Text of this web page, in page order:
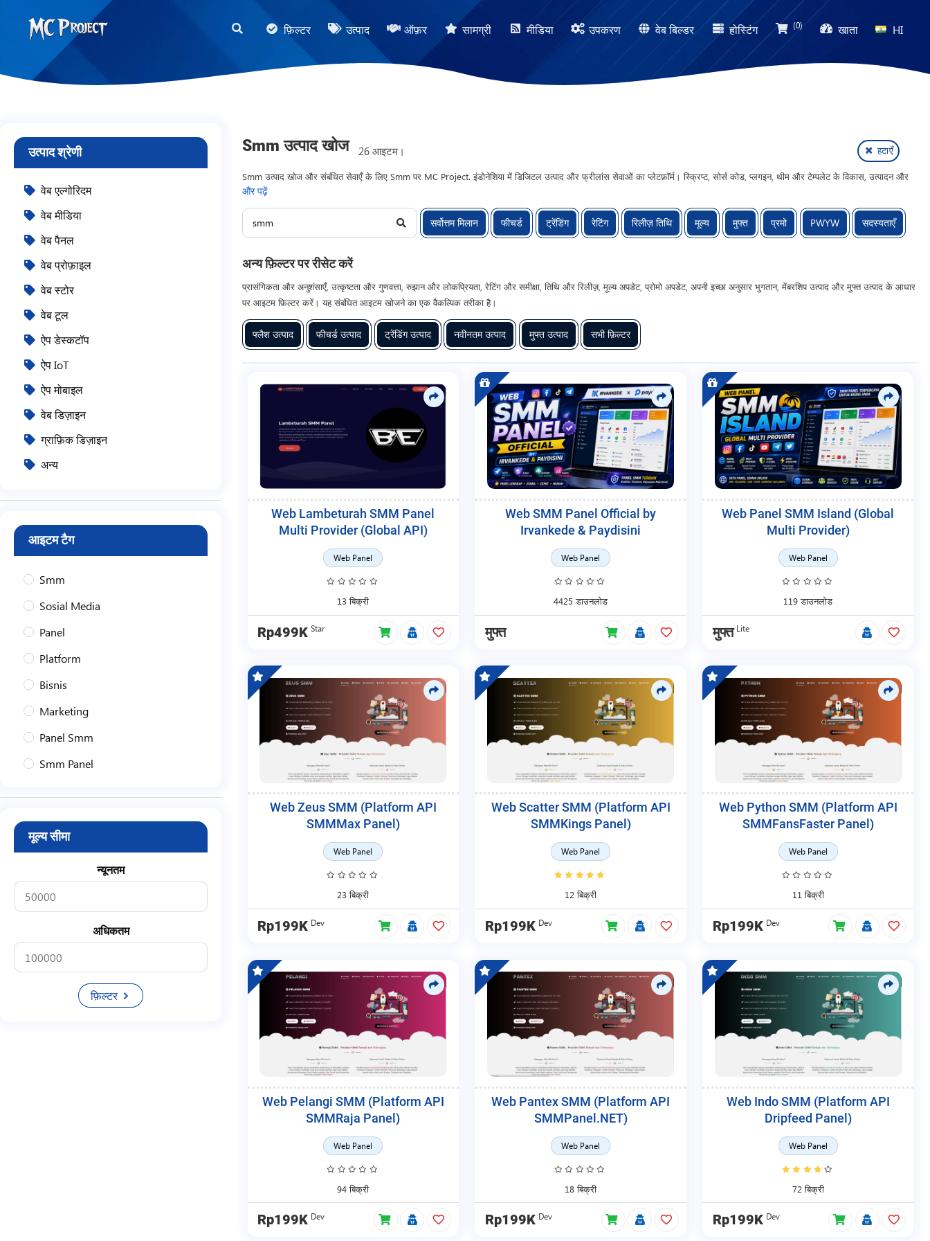
फ़िल्टर उत्पाद ऑफ़र सामग्री मीडिया उपकरण वेब बिल्डर होस्टिंग (0) खाता HI
उत्पाद श्रेणी
वेब एल्गोरिदम
वेब मीडिया
वेब पैनल
वेब प्रोफ़ाइल
वेब स्टोर
वेब टूल
ऐप डेस्कटॉप
ऐप IoT
ऐप मोबाइल
वेब डिज़ाइन
ग्राफ़िक डिज़ाइन
अन्य
आइटम टैग
Smm
Sosial Media
Panel
Platform
Bisnis
Marketing
Panel Smm
Smm Panel
मूल्य सीमा
न्यूनतम
अधिकतम
फ़िल्टर
Smm उत्पाद खोज 26 आइटम। हटाएँ
Smm उत्पाद खोज और संबंधित सेवाएँ के लिए Smm पर MC Project. इंडोनेशिया में डिजिटल उत्पाद और फ्रीलांस सेवाओं का प्लेटफ़ॉर्म। स्क्रिप्ट, सोर्स कोड, प्लगइन, थीम और टेम्पलेट के विकास, उत्पादन और
वितरण पर केंद्रित।
और पढ़ें
सर्वोत्तम मिलान फीचर्ड ट्रेंडिंग रेटिंग रिलीज़ तिथि मूल्य मुफ्त प्रमो PWYW सदस्यताएँ
अन्य फ़िल्टर पर रीसेट करें
प्रासंगिकता और अनुशंसाएँ, उत्कृष्टता और गुणवत्ता, रुझान और लोकप्रियता, रेटिंग और समीक्षा, तिथि और रिलीज़, मूल्य अपडेट, प्रोमो अपडेट, अपनी इच्छा अनुसार भुगतान, मेंबरशिप उत्पाद और मुफ्त उत्पाद के आधार
पर आइटम फ़िल्टर करें। यह संबंधित आइटम खोजने का एक वैकल्पिक तरीका है।
फ्लैश उत्पाद फीचर्ड उत्पाद ट्रेंडिंग उत्पाद नवीनतम उत्पाद मुफ्त उत्पाद सभी फ़िल्टर
Web Lambeturah SMM Panel
Multi Provider (Global API)
Web Panel
13 बिक्री
Rp499K Star
Web SMM Panel Official by
Irvankede & Paydisini
Web Panel
4425 डाउनलोड
मुफ्त
Web Panel SMM Island (Global
Multi Provider)
Web Panel
119 डाउनलोड
मुफ्त Lite
Web Zeus SMM (Platform API
SMMMax Panel)
Web Panel
23 बिक्री
Rp199K Dev
Web Scatter SMM (Platform API
SMMKings Panel)
Web Panel
12 बिक्री
Rp199K Dev
Web Python SMM (Platform API
SMMFansFaster Panel)
Web Panel
11 बिक्री
Rp199K Dev
Web Pelangi SMM (Platform API
SMMRaja Panel)
Web Panel
94 बिक्री
Rp199K Dev
Web Pantex SMM (Platform API
SMMPanel.NET)
Web Panel
18 बिक्री
Rp199K Dev
Web Indo SMM (Platform API
Dripfeed Panel)
Web Panel
72 बिक्री
Rp199K Dev
Project
Store
उत्पाद
फ्रीलांस
सेवाएँ